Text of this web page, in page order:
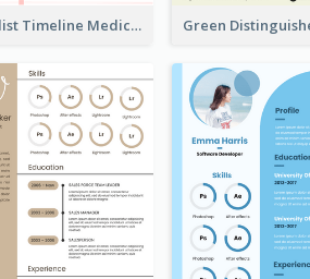
Minimalist Timeline Medical Student Resume